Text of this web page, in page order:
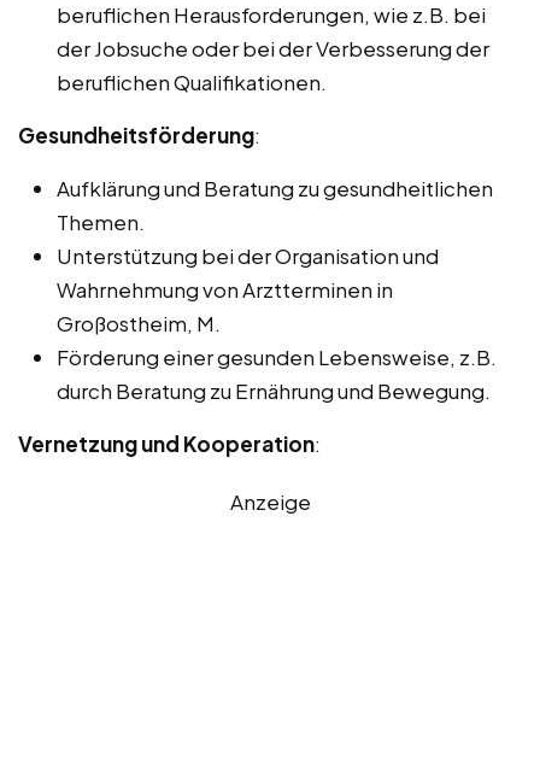
beruflichen Herausforderungen, wie z.B. bei
der Jobsuche oder bei der Verbesserung der
beruflichen Qualifikationen.
Gesundheitsförderung:
Aufklärung und Beratung zu gesundheitlichen
Themen.
Unterstützung bei der Organisation und
Wahrnehmung von Arztterminen in
Großostheim, M.
Förderung einer gesunden Lebensweise, z.B.
durch Beratung zu Ernährung und Bewegung.
Vernetzung und Kooperation:
Anzeige